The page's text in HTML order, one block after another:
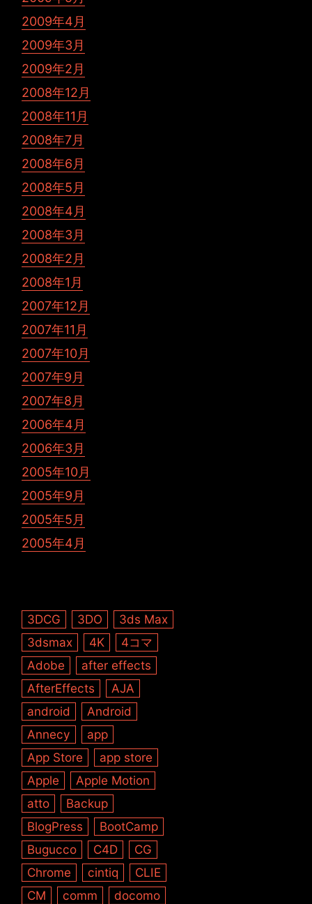
2009年4月
2009年3月
2009年2月
2008年12月
2008年11月
2008年7月
2008年6月
2008年5月
2008年4月
2008年3月
2008年2月
2008年1月
2007年12月
2007年11月
2007年10月
2007年9月
2007年8月
2006年4月
2006年3月
2005年10月
2005年9月
2005年5月
2005年4月
3DCG 3DO
3ds Max
3dsmax
4K
4コマ
Adobe
after effects
AfterEffects
AJA
android
Android
Annecy
app
App Store
app store
Apple
Apple Motion
atto
Backup
BlogPress
BootCamp
Bugucco
C4D
CG
Chrome
cintiq
CLIE
CM
comm
docomo